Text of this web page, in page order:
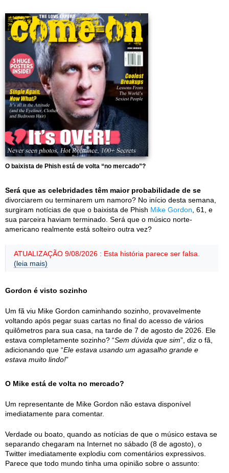
O baixista de Phish está de volta “no mercado”?
Será que as celebridades têm maior probabilidade de se
divorciarem ou terminarem um namoro? No início desta semana,
surgiram notícias de que o baixista de Phish Mike Gordon , 61, e
sua parceira haviam terminado. Será que o músico norte-
americano realmente está solteiro outra vez?
ATUALIZAÇÃO 9/08/2026 : Esta história parece ser falsa.
(leia mais)
Gordon é visto sozinho
Um fã viu Mike Gordon caminhando sozinho, provavelmente
voltando após pegar suas cartas no final do acesso de vários
quilômetros para sua casa, na tarde de 7 de agosto de 2026. Ele
estava completamente sozinho? “Sem dúvida que sim”, diz o fã,
adicionando que “Ele estava usando um agasalho grande e
estava muito lindo!”
O Mike está de volta no mercado?
Um representante de Mike Gordon não estava disponível
imediatamente para comentar.
Verdade ou boato, quando as notícias de que o músico estava se
separando chegaram na Internet no sábado (8 de agosto), o
Twitter imediatamente explodiu com comentários expressivos.
Parece que todo mundo tinha uma opinião sobre o assunto: